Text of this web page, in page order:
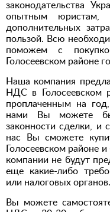
законодательства
опытным юристам,
дополнительных
пользой. Всю
поможем с
Голосеевском районе
Наша компания
НДС в Голосеевском
проплаченным на
нами Вы можете
законности сделки, и
нас Вы сможете
Голосеевском районе
компании не будут
еще какие-либо
или налоговых органов.
Вы можете